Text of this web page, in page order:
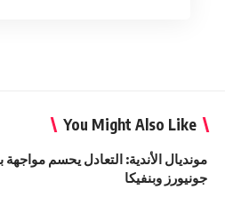
You Might Also Like
مونديال الأندية: التعادل يحسم مواجهة
جونيورز وبنفيكا